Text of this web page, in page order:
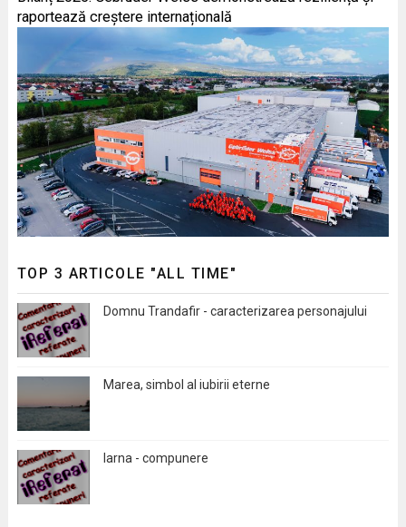
raportează creștere internațională
TOP 3 ARTICOLE "ALL TIME"
Domnu Trandafir - caracterizarea personajului
Marea, simbol al iubirii eterne
Iarna - compunere